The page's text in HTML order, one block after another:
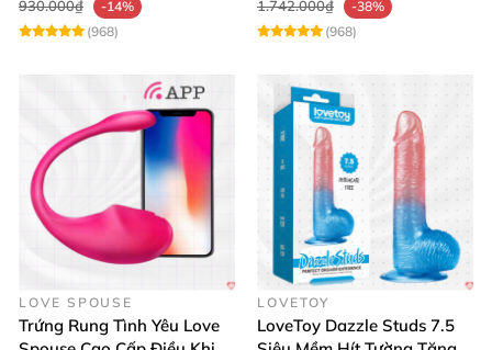
930.000₫
-14%
(968)
1.742.000₫
-38%
(968)
LOVE SPOUSE
Trứng Rung Tình Yêu Love
LOVETOY
LoveToy Dazzle Studs 7.5